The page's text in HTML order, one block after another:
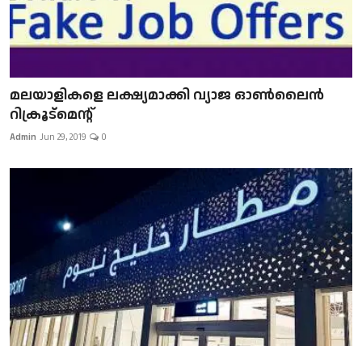
മലയാളികളെ ലക്ഷ്യമാക്കി വ്യാജ ഓൺലൈൻ
റിക്രൂട്മെന്റ്
Admin Jun 29, 2019 0